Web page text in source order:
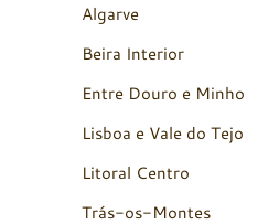
Algarve
Beira Interior
Entre Douro e Minho
Lisboa e Vale do Tejo
Litoral Centro
Trás-os-Montes